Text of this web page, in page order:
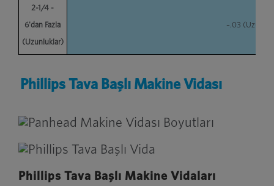
2-1/4 -
6'dan Fazla
(Uzunluklar)
–.03 (Uzunluk
Phillips Tava Başlı Makine Vidası
Phillips Tava Başlı Makine Vidaları